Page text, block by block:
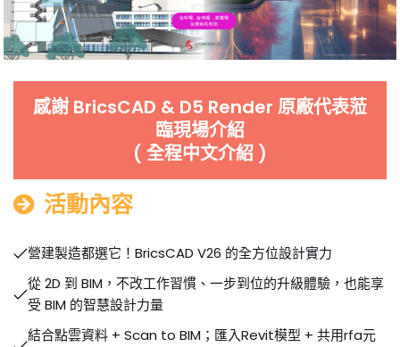
感謝 BricsCAD & D5 Render 原廠代表蒞
臨現場介紹
( 全程中文介紹 )
活動內容
營建製造都選它！BricsCAD V26 的全方位設計實力
從 2D 到 BIM，不改工作習慣、一步到位的升級體驗，也能享
受 BIM 的智慧設計力量
結合點雲資料 + Scan to BIM；匯入Revit模型 + 共用rfa元